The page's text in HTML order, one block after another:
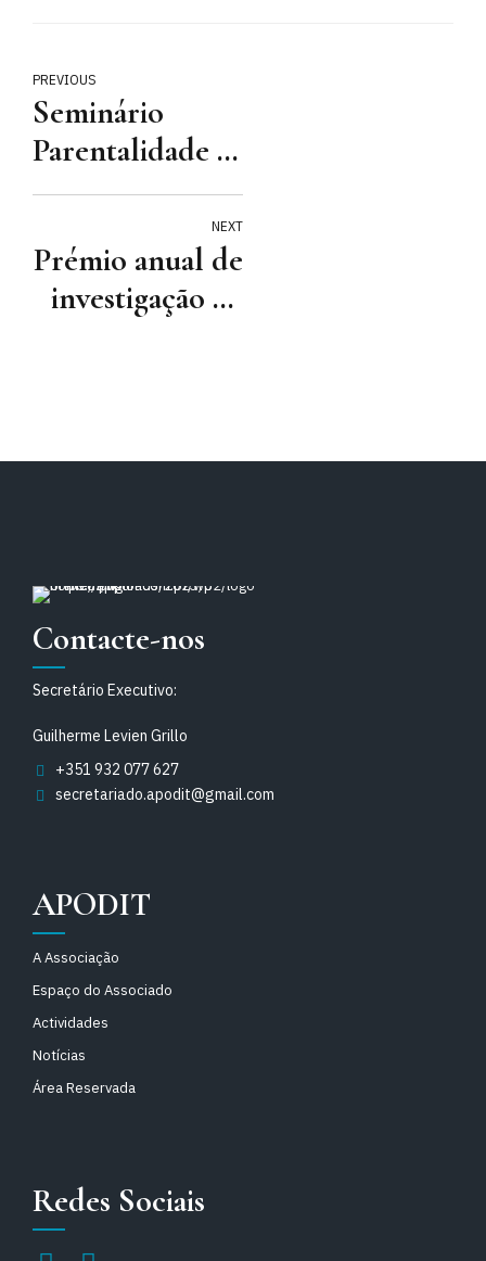
PREVIOUS
Seminário
Parentalidade e
Conciliação:
desafios laborais
NEXT
Prémio anual de
investigação da
Contacte-nos
Secretário Executivo:
Guilherme Levien Grillo
+351 932 077 627
secretariado.apodit@gmail.com
APODIT
A Associação
Espaço do Associado
Actividades
Notícias
Área Reservada
Redes Sociais